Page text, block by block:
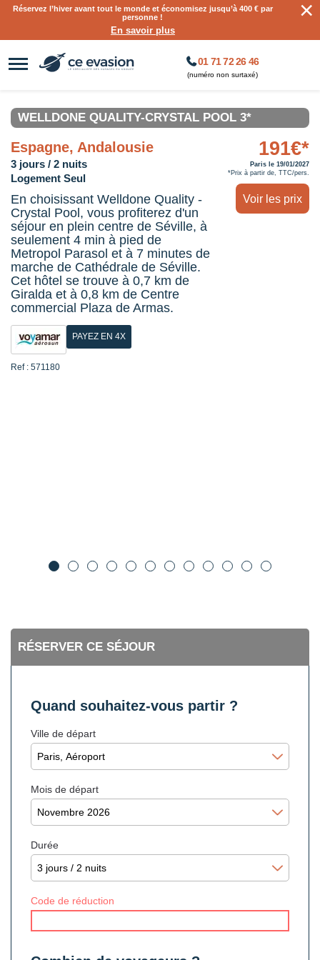
Réservez l’hiver avant tout le monde et économisez jusqu’à 400 € par
personne !
En savoir plus
×
01 71 72 26 46
(numéro non surtaxé)
WELLDONE QUALITY-CRYSTAL POOL 3*
Espagne, Andalousie
3 jours / 2 nuits
Logement Seul
En choisissant Welldone Quality -
Crystal Pool, vous profiterez d'un
séjour en plein centre de Séville, à
seulement 4 min à pied de
Metropol Parasol et à 7 minutes de
marche de Cathédrale de Séville.
Cet hôtel se trouve à 0,7 km de
Giralda et à 0,8 km de Centre
commercial Plaza de Armas.
PAYEZ EN 4X
Ref : 571180
191€*
Paris le 19/01/2027
*Prix à partir de, TTC/pers.
Voir les prix
RÉSERVER CE SÉJOUR
Quand souhaitez-vous partir ?
Ville de départ
Mois de départ
Durée
Code de réduction